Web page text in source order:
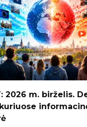
2026 m. birželis.